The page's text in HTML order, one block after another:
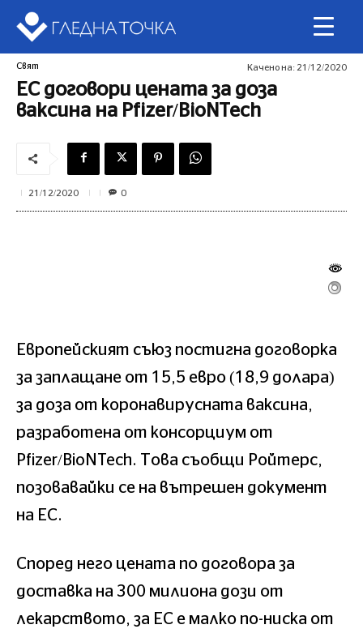
Свят Качено на: 21/12/2020
ЕС договори цената за доза
ваксина на Pfizer/BioNTech
21/12/2020 0
Европейският съюз постигна договорка
за заплащане от 15,5 евро (18,9 долара)
за доза от коронавирусната ваксина,
разработена от консорциум от
Pfizer/BioNTech. Това съобщи Ройтерс,
позовавайки се на вътрешен документ
на ЕС.
Според него цената по договора за
доставка на 300 милиона дози от
лекарството, за ЕС е малко по-ниска от